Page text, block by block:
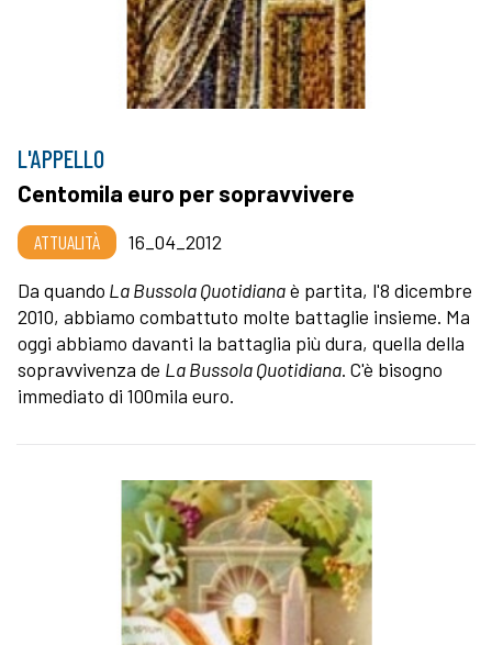
L'APPELLO
Centomila euro per sopravvivere
ATTUALITÀ
16_04_2012
Da quando La Bussola Quotidianaè partita, l'8 dicembre
2010, abbiamo combattuto molte battaglie insieme. Ma
oggi abbiamo davanti la battaglia più dura, quella della
sopravvivenza de La Bussola Quotidiana. C'è bisogno
immediato di 100mila euro.